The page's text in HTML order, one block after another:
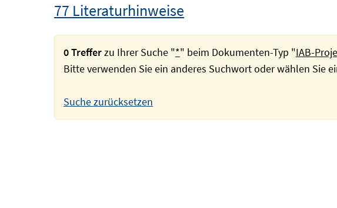
77 Literaturhinweise
0 Trefferzu Ihrer Suche "*" beim Dokumenten-Typ "IAB-
Bitte verwenden Sie ein anderes Suchwort oder wählen Sie
Suche zurücksetzen